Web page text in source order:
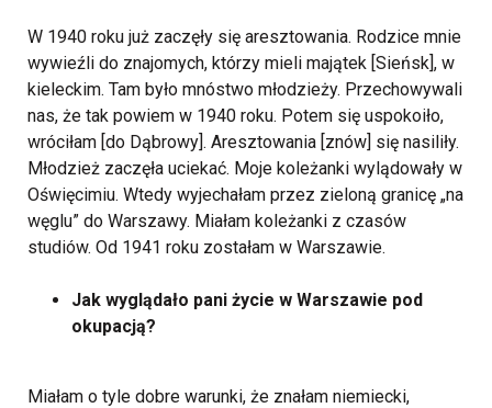
W 1940 roku już zaczęły się aresztowania. Rodzice mnie
wywieźli do znajomych, którzy mieli majątek [Sieńsk], w
kieleckim. Tam było mnóstwo młodzieży. Przechowywali
nas, że tak powiem w 1940 roku. Potem się uspokoiło,
wróciłam [do Dąbrowy]. Aresztowania [znów] się nasiliły.
Młodzież zaczęła uciekać. Moje koleżanki wylądowały w
Oświęcimiu. Wtedy wyjechałam przez zieloną granicę „na
węglu” do Warszawy. Miałam koleżanki z czasów
studiów. Od 1941 roku zostałam w Warszawie.
Jak wyglądało pani życie w Warszawie pod
okupacją?
Miałam o tyle dobre warunki, że znałam niemiecki,